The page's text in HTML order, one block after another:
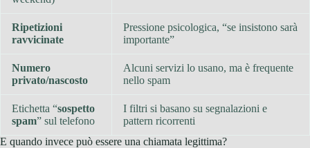
Ripetizioni
ravvicinate
Pressione psicologica, “se insistono sarà
importante”
Numero
privato/nascosto
Alcuni servizi lo usano, ma è frequente
nello spam
Etichetta “sospetto
spam” sul telefono
I filtri si basano su segnalazioni e
pattern ricorrenti
E quando invece può essere una chiamata legittima?